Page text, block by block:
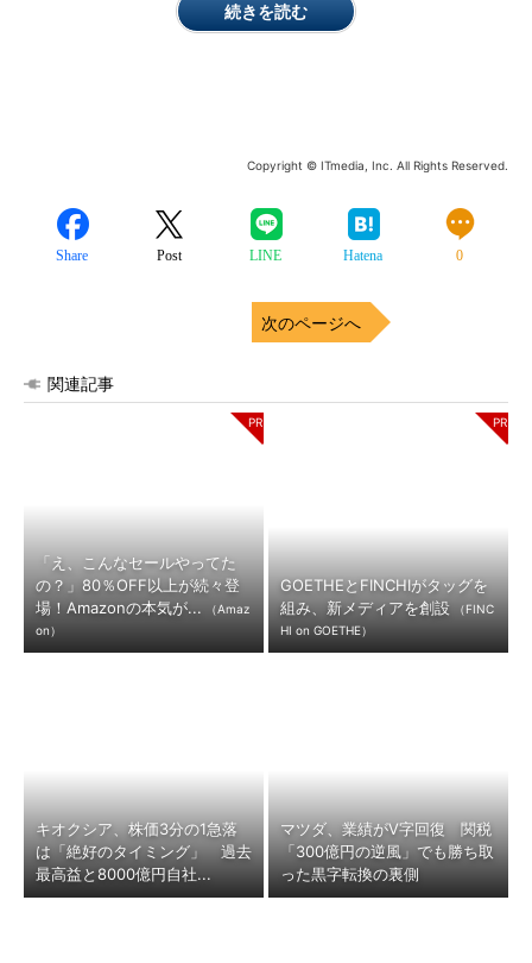
続きを読む
Copyright © ITmedia, Inc. All Rights Reserved.
Share Post LINE Hatena 0
次のページへ
関連記事
「え、こんなセールやってた
の？」80％OFF以上が続々登
場！Amazonの本気が...
（Amaz
on）
GOETHEとFINCHIがタッグを
組み、新メディアを創設
（FINC
HI on GOETHE）
キオクシア、株価3分の1急落
は「絶好のタイミング」 過去
最高益と8000億円自社...
マツダ、業績がV字回復 関税
「300億円の逆風」でも勝ち取
った黒字転換の裏側